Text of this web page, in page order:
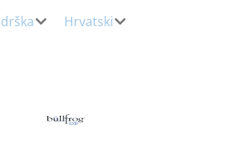
Hrvatski